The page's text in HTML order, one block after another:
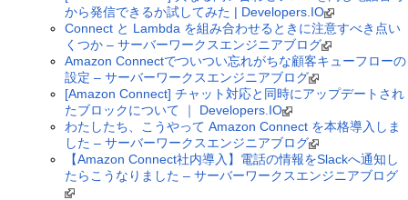
から発信できるか試してみた | Developers.IO
Connect と Lambda を組み合わせるときに注意すべき点い
くつか – サーバーワークスエンジニアブログ
Amazon Connectでついつい忘れがちな顧客キューフローの
設定 – サーバーワークスエンジニアブログ
[Amazon Connect] チャット対応と同時にアップデートされ
たブロックについて ｜ Developers.IO
わたしたち、こうやって Amazon Connect を本格導入しま
した – サーバーワークスエンジニアブログ
【Amazon Connect社内導入】電話の情報をSlackへ通知し
たらこうなりました – サーバーワークスエンジニアブログ